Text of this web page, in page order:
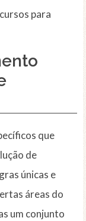
para
que
de
únicas e
áreas do
um conjunto